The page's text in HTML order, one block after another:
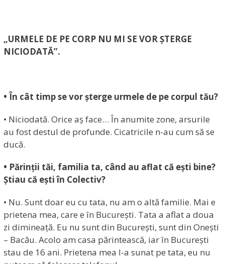
„URMELE DE PE CORP NU MI SE VOR ȘTERGE
NICIODATĂ”.
• În cât timp se vor șterge urmele de pe corpul tău?
• Niciodată. Orice aș face… În anumite zone, arsurile
au fost destul de profunde. Cicatricile n-au cum să se
ducă.
• Părinții tăi, familia ta, când au aflat că ești bine?
Știau că ești în Colectiv?
• Nu. Sunt doar eu cu tata, nu am o altă familie. Mai e
prietena mea, care e în București. Tata a aflat a doua
zi dimineață. Eu nu sunt din București, sunt din Onești
– Bacău. Acolo am casa părintească, iar în București
stau de 16 ani. Prietena mea l-a sunat pe tata, eu nu